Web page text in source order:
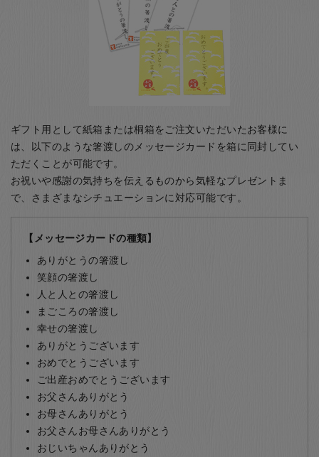
ギフト用として紙箱または桐箱をご注文いただいたお客様に
は、以下のような箸渡しのメッセージカードを箱に同封してい
ただくことが可能です。
お祝いや感謝の気持ちを伝えるものから気軽なプレゼントま
で、さまざまなシチュエーションに対応可能です。
【メッセージカードの種類】
ありがとうの箸渡し
笑顔の箸渡し
人と人との箸渡し
まごころの箸渡し
幸せの箸渡し
ありがとうございます
おめでとうございます
ご出産おめでとうございます
お父さんありがとう
お母さんありがとう
お父さんお母さんありがとう
おじいちゃんありがとう